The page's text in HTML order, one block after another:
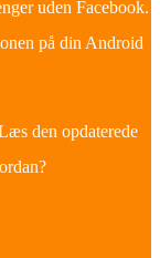
uden Facebook.
på din Android
den opdaterede